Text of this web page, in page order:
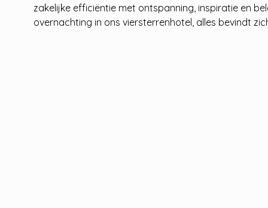
zakelijke efficiëntie met ontspanning, inspiratie en
overnachting in ons viersterrenhotel, alles bevindt